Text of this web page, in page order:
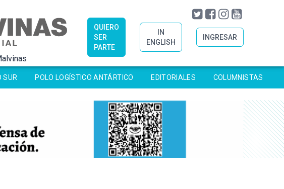
QUIERO
SER
PARTE
IN
ENGLISH
INGRESAR
SUR POLO LOGÍSTICO ANTÁRTICO EDITORIALES COLUMNISTAS